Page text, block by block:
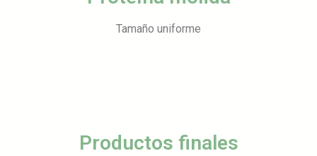
Tamaño uniforme
Productos finales